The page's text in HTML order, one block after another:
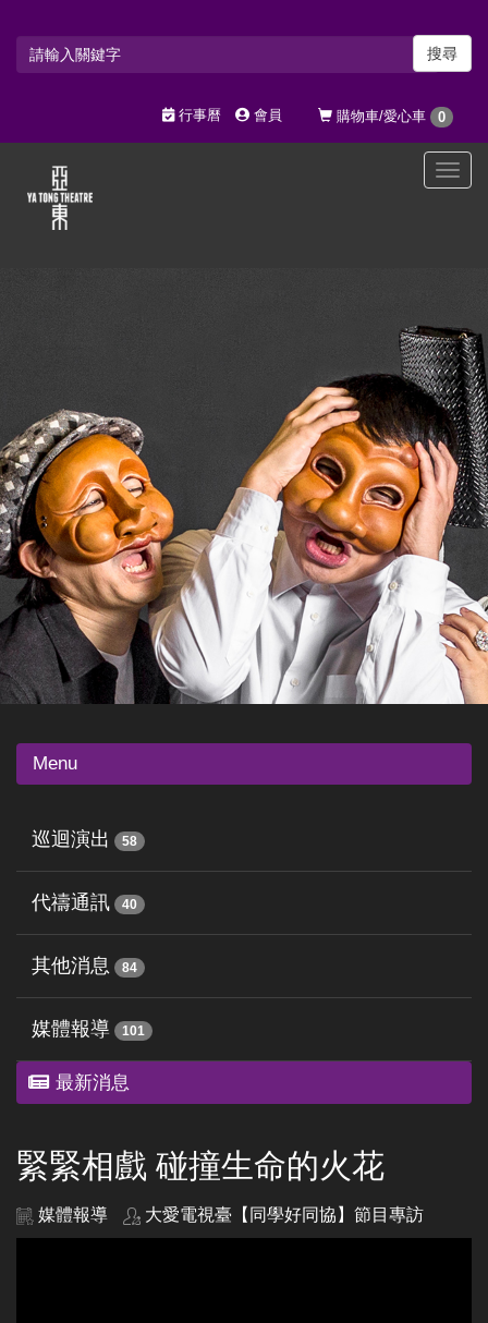
搜尋
購物車/愛心車 0
行事曆 會員
選
Menu
巡迴演出 58
代禱通訊 40
其他消息 84
媒體報導 101
最新消息
緊緊相戲 碰撞生命的火花
媒體報導 大愛電視臺【同學好同協】節目專訪